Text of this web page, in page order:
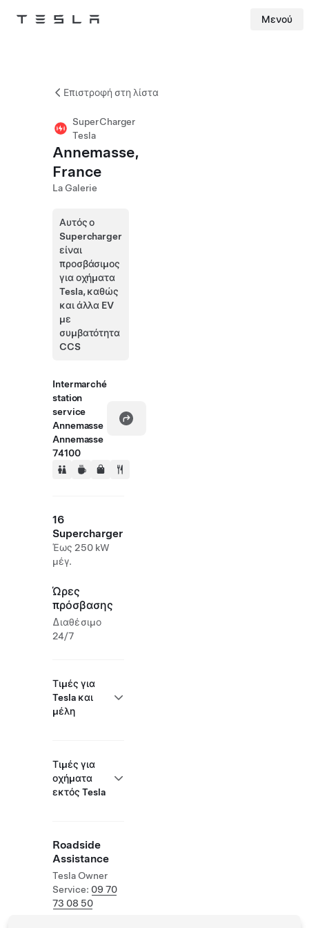
Tesla Μενού
Επιστροφή στη λίστα
SuperCharger
Tesla
Annemasse,
France
La Galerie
Αυτός ο
Supercharger
είναι
προσβάσιμος
για οχήματα
Tesla, καθώς
και άλλα EV
με
συμβατότητα
CCS
Intermarché
station
service
Annemasse
Annemasse
74100
16
Supercharger
Έως 250 kW
μέγ.
Ώρες
πρόσβασης
Διαθέσιμο
24/7
Τιμές για
Tesla και
μέλη
Τιμές για
οχήματα
εκτός Tesla
Roadside
Assistance
Tesla Owner
Service: 09 70
73 08 50